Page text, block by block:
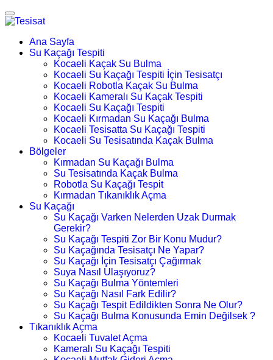
Ana Sayfa
Su Kaçağı Tespiti
Kocaeli Kaçak Su Bulma
Kocaeli Su Kaçağı Tespiti İçin Tesisatçı
Kocaeli Robotla Kaçak Su Bulma
Kocaeli Kameralı Su Kaçak Tespiti
Kocaeli Su Kaçağı Tespiti
Kocaeli Kırmadan Su Kaçağı Bulma
Kocaeli Tesisatta Su Kaçağı Tespiti
Kocaeli Su Tesisatında Kaçak Bulma
Bölgeler
Kırmadan Su Kaçağı Bulma
Su Tesisatında Kaçak Bulma
Robotla Su Kaçağı Tespit
Kırmadan Tıkanıklık Açma
Su Kaçağı
Su Kaçağı Varken Nelerden Uzak Durmak
Gerekir?
Su Kaçağı Tespiti Zor Bir Konu Mudur?
Su Kaçağında Tesisatçı Ne Yapar?
Su Kaçağı İçin Tesisatçı Çağırmak
Suya Nasıl Ulaşıyoruz?
Su Kaçağı Bulma Yöntemleri
Su Kaçağı Nasıl Fark Edilir?
Su Kaçağı Tespit Edildikten Sonra Ne Olur?
Su Kaçağı Bulma Konusunda Emin Değilsek ?
Tıkanıklık Açma
Kocaeli Tuvalet Açma
Kameralı Su Kaçağı Tespiti